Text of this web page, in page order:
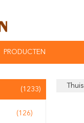
PRODUCTEN
(1233)
(126)
Thuis